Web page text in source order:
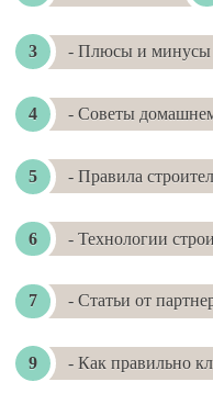
- Плюсы и минусы
- Советы
- Правила
- Технологии
- Статьи от
- Как правильно